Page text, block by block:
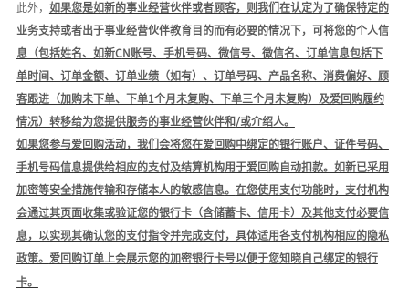
此外， 如果您是如新的事业经营伙伴或者顾客，则我们在认定为了确保特定的
业务支持或者出于事业经营伙伴教育目的而有必要的情况下，可将您的个人信
息（包括姓名、如新CN账号、手机号码、微信号、微信名、订单信息包括下
单时间、订单金额、订单业绩（如有）、订单号码、产品名称、消费偏好、顾
客跟进（加购未下单、下单1个月未复购、下单三个月未复购）及爱回购履约
情况）转移给为您提供服务的事业经营伙伴和 /或介绍人。
如果您参与爱回购活动，我们会将您在爱回购中绑定的银行账户、证件号码、
手机号码信息提供给相应的支付及结算机构用于爱回购自动扣款。如新已采用
加密等安全措施传输和存储本人的敏感信息。 在您使用支付功能时，支付机构
会通过其页面收集或验证您的银行卡（含储蓄卡、信用卡）及其他支付必要信
息，以实现其确认您的支付指令并完成支付，具体适用各支付机构相应的隐私
政策。 爱回购订单上会展示您的加密银行卡号以便于您知晓自己绑定的银行
卡。